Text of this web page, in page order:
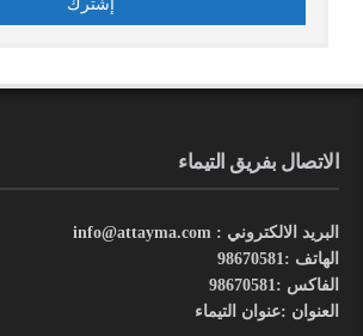
الاتصال بفريق التيماء
البريد الالكتروني : info@attayma.com
الهاتف :98670581
الفاكس :98670581
العنوان :عنوان التيماء